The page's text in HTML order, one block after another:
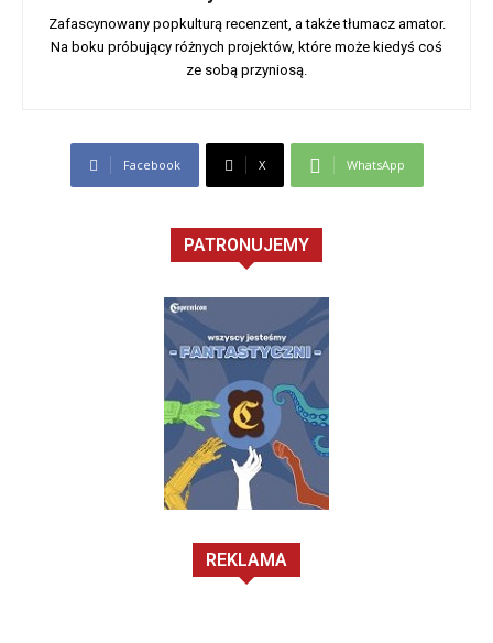
Zafascynowany popkulturą recenzent, a także tłumacz amator.
Na boku próbujący różnych projektów, które może kiedyś coś
ze sobą przyniosą.
Facebook X WhatsApp
PATRONUJEMY
REKLAMA